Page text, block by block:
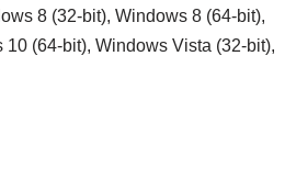
8 (32-bit), Windows 8 (64-bit),
(64-bit), Windows Vista (32-bit),